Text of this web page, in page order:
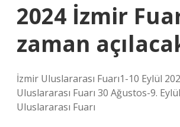
2024 İzmir
zaman
İzmir Uluslararası Fuarı1-10 Eylül
Uluslararası Fuarı 30 Ağustos-9.
Uluslararası Fuarı